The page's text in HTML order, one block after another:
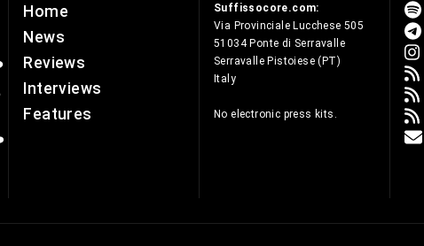
Home
News
Reviews
Interviews
Features
Suffissocore.com:
Via Provinciale Lucchese 505
51034 Ponte di Serravalle
Serravalle Pistoiese (PT)
Italy
No electronic press kits.